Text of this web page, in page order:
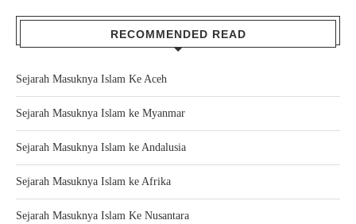
RECOMMENDED READ
Sejarah Masuknya Islam Ke Aceh
Sejarah Masuknya Islam ke Myanmar
Sejarah Masuknya Islam ke Andalusia
Sejarah Masuknya Islam ke Afrika
Sejarah Masuknya Islam Ke Nusantara